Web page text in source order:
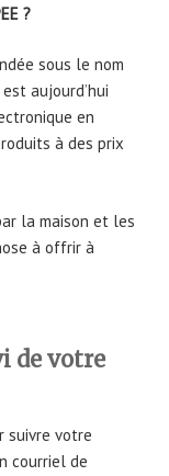
?
sous le nom
aujourd’hui
en
à des prix
la maison et les
à offrir à
de votre
suivre votre
courriel de